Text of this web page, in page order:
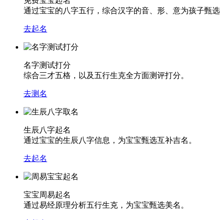
通过宝宝的八字五行，综合汉字的音、形、意为孩子甄
去起名
名字测试打分
综合三才五格，以及五行生克全方面测评打分。
去测名
生辰八字起名
通过宝宝的生辰八字信息，为宝宝甄选互补吉名。
去起名
宝宝周易起名
通过易经原理分析五行生克，为宝宝甄选美名。